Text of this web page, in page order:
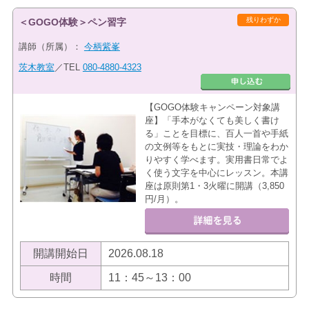
残りわずか
＜GOGO体験＞ペン習字
講師（所属）： 今柄紫峯
茨木教室 ／TEL 080-4880-4323
【GOGO体験キャンペーン対象講
座】「手本がなくても美しく書け
る」ことを目標に、百人一首や手紙
の文例等をもとに実技・理論をわか
りやすく学べます。実用書日常でよ
く使う文字を中心にレッスン。本講
座は原則第1・3火曜に開講（3,850
円/月）。
開講開始日 2026.08.18
時間 11：45～13：00